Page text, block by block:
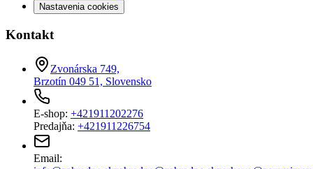
Nastavenia cookies
Kontakt
Zvonárska 749,
Brzotín 049 51, Slovensko
E-shop: +421911202276
Predajňa: +421911226754
Email: